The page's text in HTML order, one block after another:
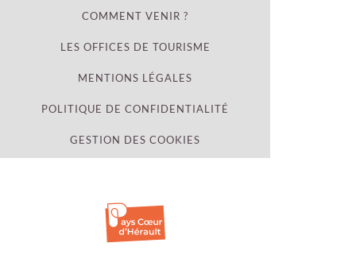
COMMENT VENIR ?
LES OFFICES DE TOURISME
MENTIONS LÉGALES
POLITIQUE DE CONFIDENTIALITÉ
GESTION DES COOKIES